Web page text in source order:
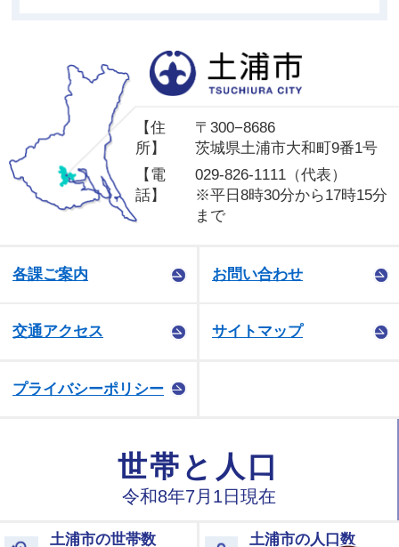
【住
所】
〒300−8686
茨城県土浦市大和町9番1号
【電
話】
029-826-1111（代表）
※平日8時30分から17時15分
まで
各課ご案内 お問い合わせ
交通アクセス サイトマップ
プライバシーポリシー